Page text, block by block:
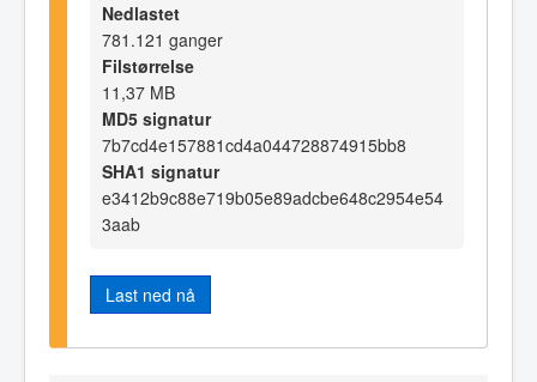
Nedlastet
781.121 ganger
Filstørrelse
11,37 MB
MD5 signatur
7b7cd4e157881cd4a044728874915bb8
SHA1 signatur
e3412b9c88e719b05e89adcbe648c2954e54
3aab
Last ned nå